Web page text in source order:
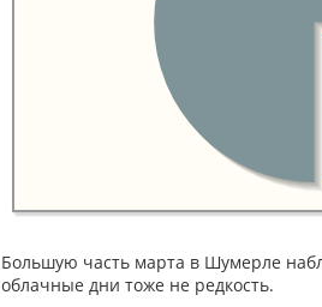
Большую часть марта в Шумерле
облачные дни тоже не редкость.